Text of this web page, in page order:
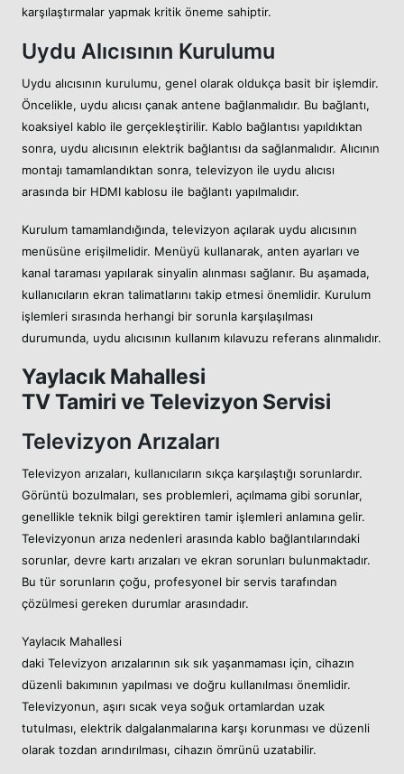
karşılaştırmalar yapmak kritik öneme sahiptir.
Uydu Alıcısının Kurulumu
Uydu alıcısının kurulumu, genel olarak oldukça basit bir işlemdir.
Öncelikle, uydu alıcısı çanak antene bağlanmalıdır. Bu bağlantı,
koaksiyel kablo ile gerçekleştirilir. Kablo bağlantısı yapıldıktan
sonra, uydu alıcısının elektrik bağlantısı da sağlanmalıdır. Alıcının
montajı tamamlandıktan sonra, televizyon ile uydu alıcısı
arasında bir HDMI kablosu ile bağlantı yapılmalıdır.
Kurulum tamamlandığında, televizyon açılarak uydu alıcısının
menüsüne erişilmelidir. Menüyü kullanarak, anten ayarları ve
kanal taraması yapılarak sinyalin alınması sağlanır. Bu aşamada,
kullanıcıların ekran talimatlarını takip etmesi önemlidir. Kurulum
işlemleri sırasında herhangi bir sorunla karşılaşılması
durumunda, uydu alıcısının kullanım kılavuzu referans alınmalıdır.
Yaylacık Mahallesi
TV Tamiri ve Televizyon Servisi
Televizyon Arızaları
Televizyon arızaları, kullanıcıların sıkça karşılaştığı sorunlardır.
Görüntü bozulmaları, ses problemleri, açılmama gibi sorunlar,
genellikle teknik bilgi gerektiren tamir işlemleri anlamına gelir.
Televizyonun arıza nedenleri arasında kablo bağlantılarındaki
sorunlar, devre kartı arızaları ve ekran sorunları bulunmaktadır.
Bu tür sorunların çoğu, profesyonel bir servis tarafından
çözülmesi gereken durumlar arasındadır.
Yaylacık Mahallesi
daki Televizyon arızalarının sık sık yaşanmaması için, cihazın
düzenli bakımının yapılması ve doğru kullanılması önemlidir.
Televizyonun, aşırı sıcak veya soğuk ortamlardan uzak
tutulması, elektrik dalgalanmalarına karşı korunması ve düzenli
olarak tozdan arındırılması, cihazın ömrünü uzatabilir.